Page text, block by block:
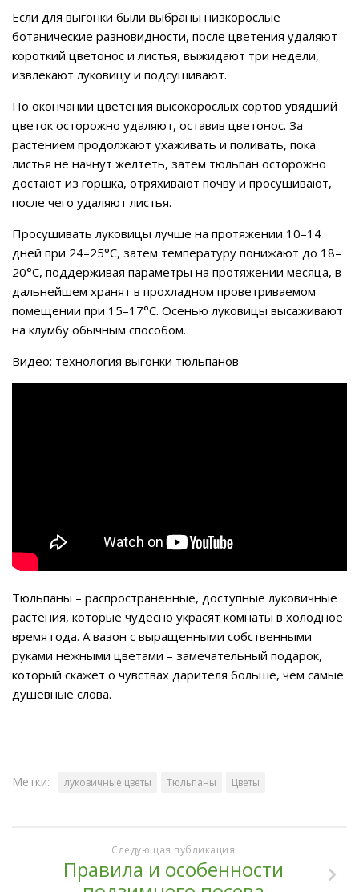
Если для выгонки были выбраны низкорослые
ботанические разновидности, после цветения удаляют
короткий цветонос и листья, выжидают три недели,
извлекают луковицу и подсушивают.
По окончании цветения высокорослых сортов увядший
цветок осторожно удаляют, оставив цветонос. За
растением продолжают ухаживать и поливать, пока
листья не начнут желтеть, затем тюльпан осторожно
достают из горшка, отряхивают почву и просушивают,
после чего удаляют листья.
Просушивать луковицы лучше на протяжении 10–14
дней при 24–25°C, затем температуру понижают до 18–
20°C, поддерживая параметры на протяжении месяца, в
дальнейшем хранят в прохладном проветриваемом
помещении при 15–17°C. Осенью луковицы высаживают
на клумбу обычным способом.
Видео: технология выгонки тюльпанов
Тюльпаны – распространенные, доступные луковичные
растения, которые чудесно украсят комнаты в холодное
время года. А вазон с выращенными собственными
руками нежными цветами – замечательный подарок,
который скажет о чувствах дарителя больше, чем самые
душевные слова.
Метки: луковичные цветы Тюльпаны Цветы
Следующая публикация
Правила и особенности